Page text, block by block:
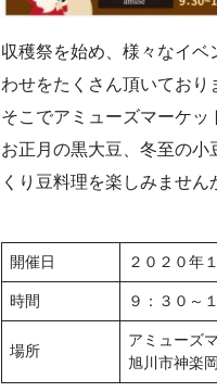
収穫祭を始め、様々なイ
わせをたくさん頂いており
そこでアミューズマーケッ
お正月の黒大豆、冬至の
くり豆料理を楽しみません
開催日 ２０２０年
時間 ９：３０～
場所
アミューズ
旭川市神楽